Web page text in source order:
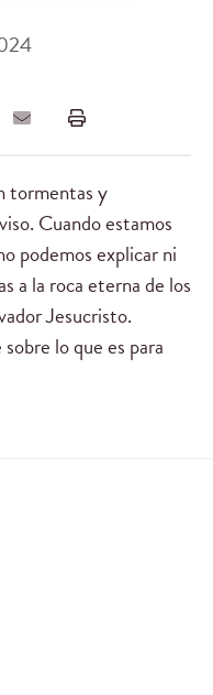
tormentas y
Cuando estamos
podemos explicar ni
a la roca eterna de los
Jesucristo.
lo que es para